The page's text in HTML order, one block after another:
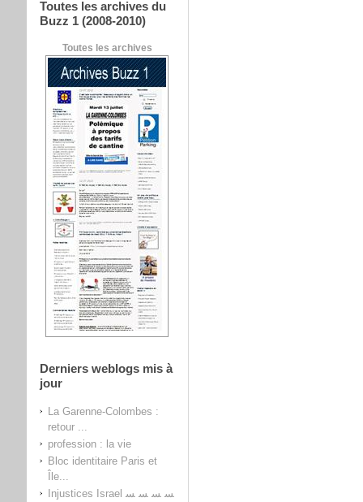
Toutes les archives du
Buzz 1 (2008-2010)
Toutes les archives
Derniers weblogs mis à
jour
La Garenne-Colombes :
retour ...
profession : la vie
Bloc identitaire Paris et
Île...
Injustices Israel ﺴ ﺴ ﺴ ﺴ